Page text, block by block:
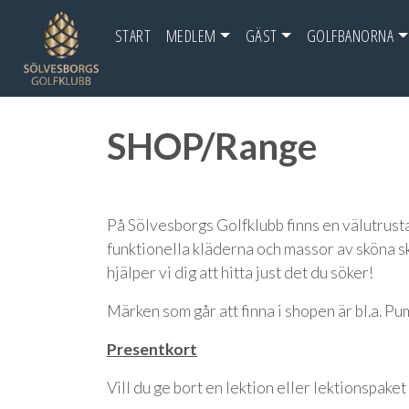
START MEDLEM GÄST GOLFBANORNA
SHOP/Range
På Sölvesborgs Golfklubb finns en
funktionella kläderna och massor av sköna
hjälper vi dig att hitta just det du söker!
Märken som går att finna i shopen är bl.a.
Presentkort
Vill du ge bort en lektion eller